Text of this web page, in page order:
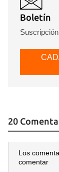
Para poder
Boletín
20
Los
comentar